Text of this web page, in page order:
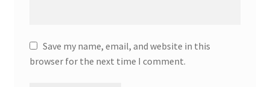
Save my name, email, and website in this
browser for the next time I comment.